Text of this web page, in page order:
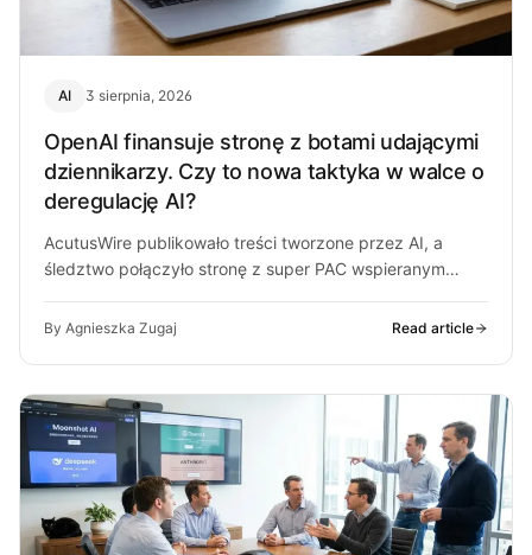
AI 3 sierpnia, 2026
OpenAI finansuje stronę z botami udającymi
dziennikarzy. Czy to nowa taktyka w walce o
deregulację AI?
AcutusWire publikowało treści tworzone przez AI, a
śledztwo połączyło stronę z super PAC wspieranym
By Agnieszka Zugaj Read article